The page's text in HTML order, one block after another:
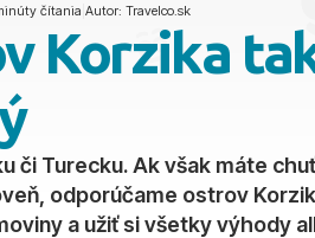
čítania Autor: Travelco.sk
Korzika
či Turecku. Ak však máte
odporúčame ostrov
a užiť si všetky výhody